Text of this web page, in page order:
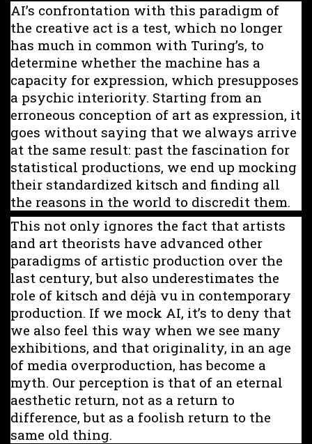
AI’s confrontation with this paradigm of
the creative act is a test, which no longer
has much in common with Turing’s, to
determine whether the machine has a
capacity for expression, which presupposes
a psychic interiority. Starting from an
erroneous conception of art as expression, it
goes without saying that we always arrive
at the same result: past the fascination for
statistical productions, we end up mocking
their standardized kitsch and finding all
the reasons in the world to discredit them.
This not only ignores the fact that artists
and art theorists have advanced other
paradigms of artistic production over the
last century, but also underestimates the
role of kitsch and déjà vu in contemporary
production. If we mock AI, it’s to deny that
we also feel this way when we see many
exhibitions, and that originality, in an age
of media overproduction, has become a
myth. Our perception is that of an eternal
aesthetic return, not as a return to
difference, but as a foolish return to the
same old thing.